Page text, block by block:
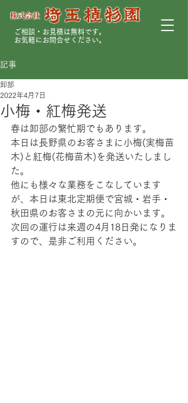
ご相談・お見積は無料です。
お気軽にお問合せください。
記事
小梅・紅梅発送
卸部
2022年4月7日
春は卸部の繁忙期でもあります。
本日は長野県のお客さまに小梅(実梅苗
木)と紅梅(花梅苗木)を発送いたしまし
た。
他にも様々な業務をこなしています
が、本日は東北定期便で宮城・岩手・
秋田県のお客さまの元に向かいます。
次回の運行は来週の4月18日発になりま
すので、是非ご利用ください。